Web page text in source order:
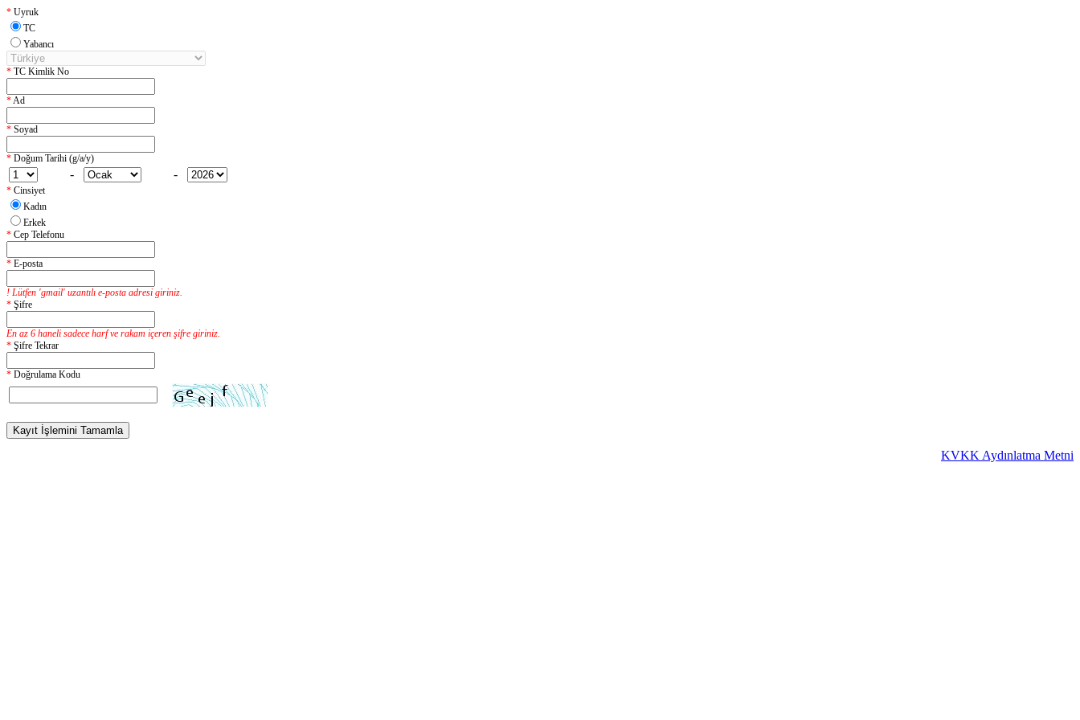
* Uyruk
TC
Yabancı
* TC Kimlik No
*Ad
* Soyad
* Doğum Tarihi (g/a/y)
- -
* Cinsiyet
Kadın
Erkek
* Cep Telefonu
* E-posta
! Lütfen 'gmail' uzantılı e-posta adresi giriniz.
* Şifre
En az 6 haneli sadece harf ve rakam içeren şifre giriniz.
* Şifre Tekrar
* Doğrulama Kodu
Kayıt İşlemini Tamamla
KVKK Aydınlatma Metni